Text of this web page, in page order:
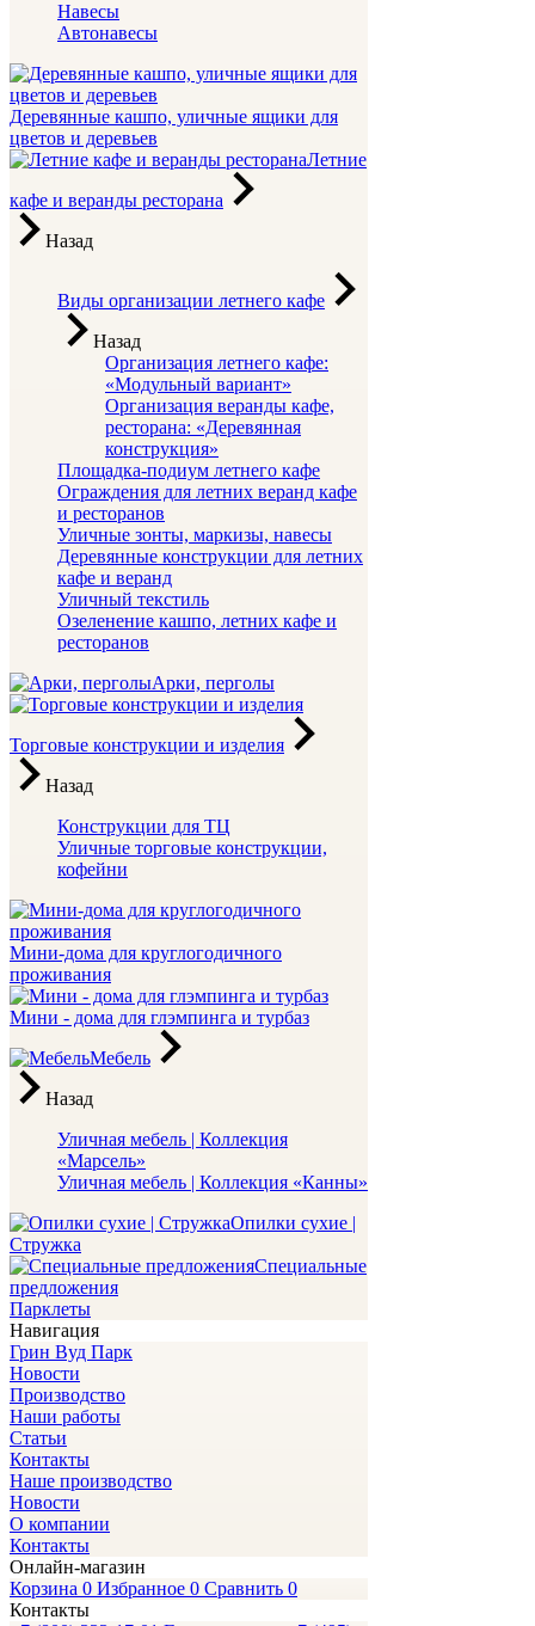
Навесы
Автонавесы
Деревянные кашпо, уличные ящики для
цветов и деревьев
Летние
кафе и веранды ресторана
Назад
Виды организации летнего кафе
Назад
Организация летнего кафе:
«Модульный вариант»
Организация веранды кафе,
ресторана: «Деревянная
конструкция»
Площадка-подиум летнего кафе
Ограждения для летних веранд кафе
и ресторанов
Уличные зонты, маркизы, навесы
Деревянные конструкции для летних
кафе и веранд
Уличный текстиль
Озеленение кашпо, летних кафе и
ресторанов
Арки, перголы
Торговые конструкции и изделия
Назад
Конструкции для ТЦ
Уличные торговые конструкции,
кофейни
Мини-дома для круглогодичного
проживания
Мини - дома для глэмпинга и турбаз
Мебель
Назад
Уличная мебель | Коллекция
«Марсель»
Уличная мебель | Коллекция «Канны»
Опилки сухие |
Стружка
Специальные
предложения
Парклеты
Навигация
Грин Вуд Парк
Новости
Производство
Наши работы
Статьи
Контакты
Наше производство
Новости
О компании
Контакты
Онлайн-магазин
Корзина 0 Избранное 0 Сравнить 0
Контакты